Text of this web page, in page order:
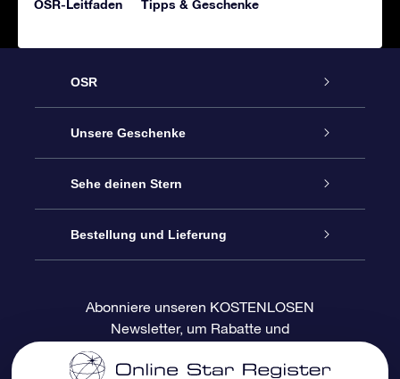
OSR-Leitfaden Tipps & Geschenke
OSR
Service
Kontakt
Blog
Bewertungen
Unsere Geschenke
Sterne schenken
OSR-Geschenkpaket
OSR-Geschenkgutschein
Sehe deinen Stern
Sternregister
Personalisierte Sternseite
Bestellung und Lieferung
Zahlungsinformationen
Abonniere unseren KOSTENLOSEN
Newsletter, um Rabatte und